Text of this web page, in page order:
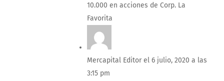
10.000 en acciones de Corp. La
Favorita
Mercapital Editor el 6 julio, 2020 a las
3:15 pm